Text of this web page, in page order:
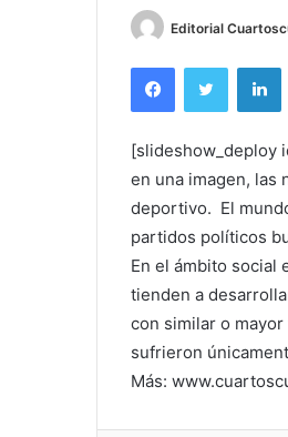
Editorial
FacebookTwitter
[slideshow_deploy
en una imagen, las
deportivo. El
partidos políticos
En el ámbito social
tienden a
con similar o
sufrieron
Más: